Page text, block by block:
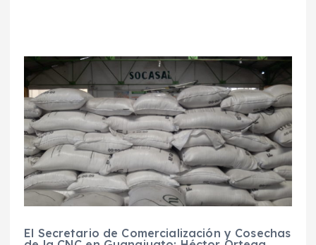
El Secretario de Comercialización y Cosechas